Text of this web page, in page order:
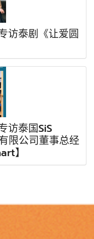
访泰剧《让爱圆
访泰国SiS
限公司董事总经
】